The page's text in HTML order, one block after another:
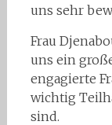
uns sehr
Frau
uns ein
engagierte
wichtig
sind.